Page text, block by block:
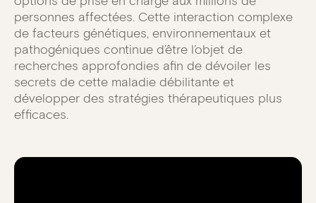
personnes affectées. Cette interaction complexe
de facteurs génétiques, environnementaux et
pathogéniques continue d’être l’objet de
recherches approfondies afin de dévoiler les
secrets de cette maladie débilitante et
développer des stratégies thérapeutiques plus
efficaces.